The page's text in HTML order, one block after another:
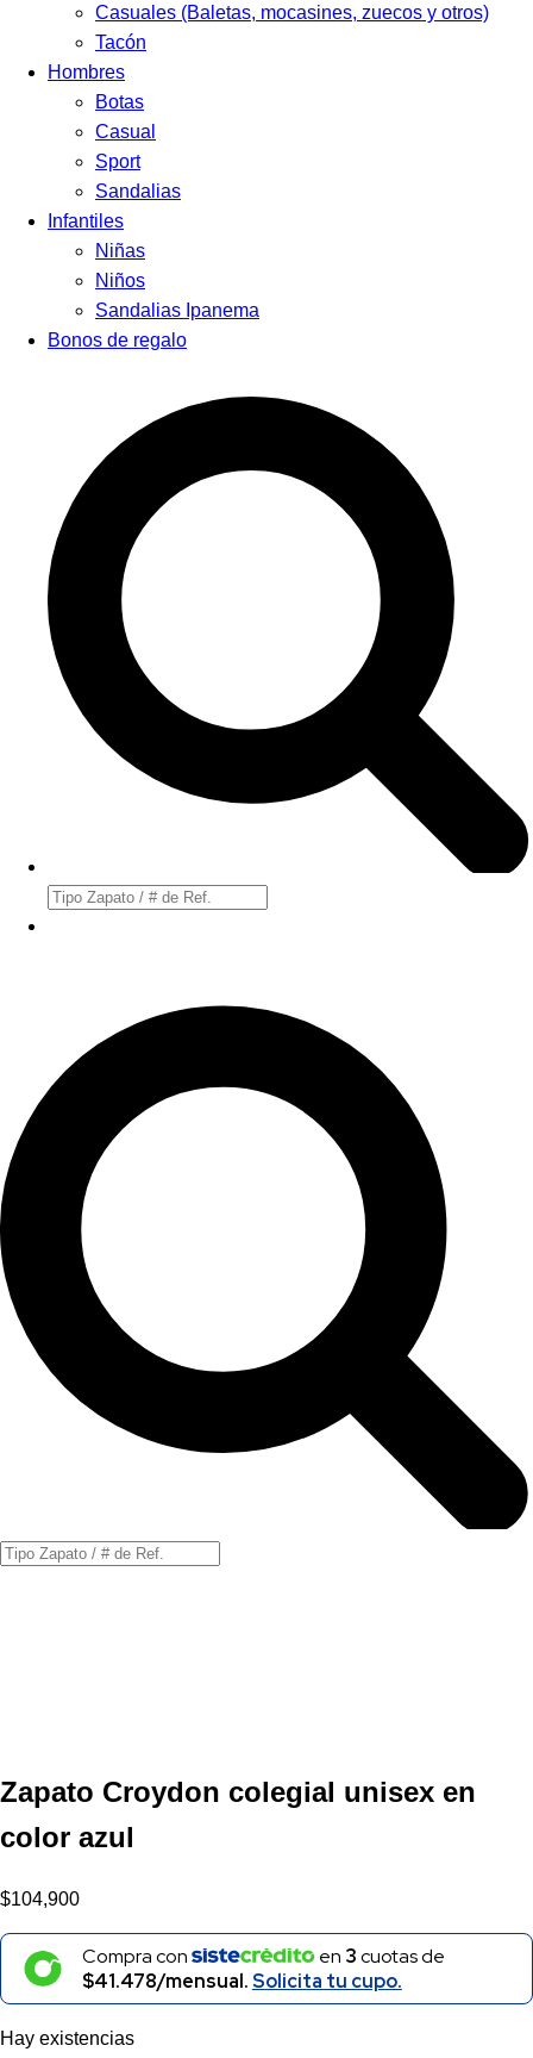
Casuales (Baletas, mocasines, zuecos y otros)
Tacón
Hombres
Botas
Casual
Sport
Sandalias
Infantiles
Niñas
Niños
Sandalias Ipanema
Bonos de regalo
Búsqueda
Búsqueda
Zapato Croydon colegial unisex en
color azul
$104,900
Compra con en 3cuotas de
$41.478/mensual.Solicita tu cupo.
Hay existencias